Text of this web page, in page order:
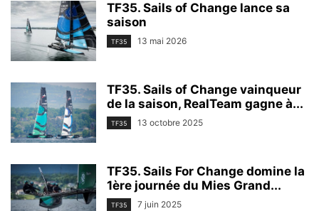
TF35. Sails of Change lance sa
saison
TF35 13 mai 2026
TF35. Sails of Change vainqueur
de la saison, RealTeam gagne à...
TF35 13 octobre 2025
TF35. Sails For Change domine la
1ère journée du Mies Grand...
TF35 7 juin 2025